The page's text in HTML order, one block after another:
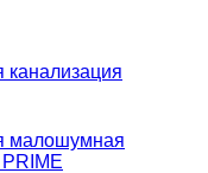
канализация
малошумная